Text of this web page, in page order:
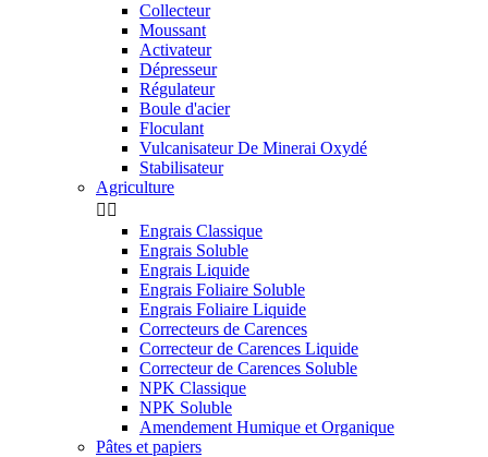
Collecteur
Moussant
Activateur
Dépresseur
Régulateur
Boule d'acier
Floculant
Vulcanisateur De Minerai Oxydé
Stabilisateur
Agriculture
 
Engrais Classique
Engrais Soluble
Engrais Liquide
Engrais Foliaire Soluble
Engrais Foliaire Liquide
Correcteurs de Carences
Correcteur de Carences Liquide
Correcteur de Carences Soluble
NPK Classique
NPK Soluble
Amendement Humique et Organique
Pâtes et papiers